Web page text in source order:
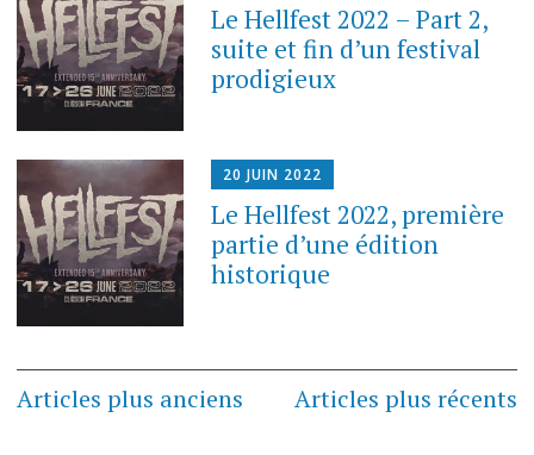
Le Hellfest 2022 – Part 2,
suite et fin d’un festival
prodigieux
20 JUIN 2022
Le Hellfest 2022, première
partie d’une édition
historique
Navigation
Articles plus anciens Articles plus récents